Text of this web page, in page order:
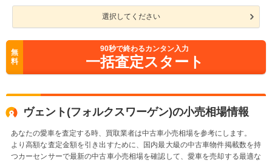
選択してください
無
料
90秒で終わるカンタン入力
一括査定スタート
ヴェント(フォルクスワーゲン)の小売相場情報
あなたの愛車を査定する時、買取業者は中古車小売相場を参考にします。
より高額な査定金額を引き出すために、国内最大級の中古車物件掲載数を持
つカーセンサーで最新の中古車小売相場を確認して、愛車を売却する最適な